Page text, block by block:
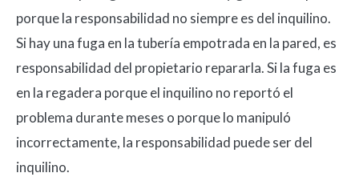
porque la responsabilidad no siempre es del inquilino.
Si hay una fuga en la tubería empotrada en la pared, es
responsabilidad del propietario repararla. Si la fuga es
en la regadera porque el inquilino no reportó el
problema durante meses o porque lo manipuló
incorrectamente, la responsabilidad puede ser del
inquilino.